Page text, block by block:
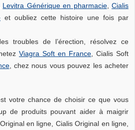
Levitra Générique en pharmacie,Cialis
et oubliez cette histoire une fois par
troubles de l’érection, résolvez ce
Viagra Soft en France , Cialis Soft
, chez nous vous pouvez les acheter
votre chance de choisir ce que vous
de produits pouvant aider à maigrir
en ligne, Cialis Original en ligne,